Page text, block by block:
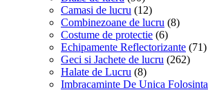
produsului.
Camasi de lucru (12)
Combinezoane de lucru (8)
Costume de protectie (6)
Echipamente Reflectorizante (71)
Geci si Jachete de lucru (262)
Halate de Lucru (8)
Imbracaminte De Unica Folosinta